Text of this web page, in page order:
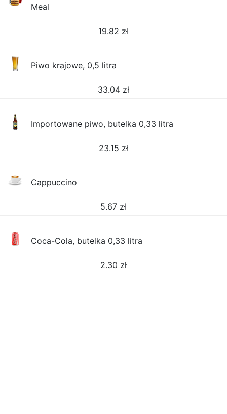
Meal
19.82 zł
Piwo krajowe, 0,5 litra
33.04 zł
Importowane piwo, butelka 0,33 litra
23.15 zł
Cappuccino
5.67 zł
Coca-Cola, butelka 0,33 litra
2.30 zł